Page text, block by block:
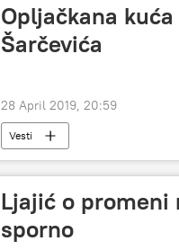
Opljačkana
Šarčevića
28 April 2019, 20:59
Vesti
Ljajić o promeni
sporno